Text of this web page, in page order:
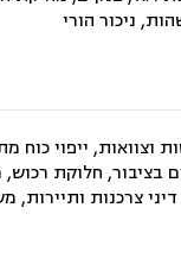
ניכור הורי
ייפוי כוח
בציבור, חלוקת
צרכנות